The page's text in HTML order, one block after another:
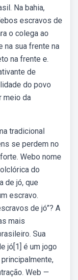
Na bahia,
escravos de
o colega ao
na sua frente na
na frente e.
de
do povo
meio da
tradicional
se perdem no
Webo nome
do
de jó, que
escravo.
de jó”? A
mais
Sua
jó[1] é um jogo
Web —